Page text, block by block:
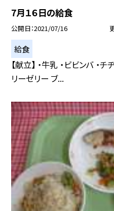
7月１６日の給食
公開日 2021/07/16
給食
【献立】 ・牛乳 ・ビビンバ ・
リーゼリー ブ...